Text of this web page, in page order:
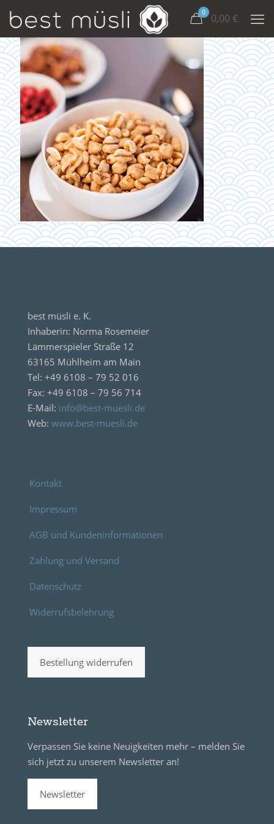
0 0,00 €
best müsli e. K.
Inhaberin: Norma Rosemeier
Lämmerspieler Straße 12
63165 Mühlheim am Main
Tel: +49 6108 – 79 52 016
Fax: +49 6108 – 79 56 714
E-Mail: info@best-muesli.de
Web: www.best-muesli.de
Kontakt
Impressum
AGB und Kundeninformationen
Zahlung und Versand
Datenschutz
Widerrufsbelehrung
Bestellung widerrufen
Newsletter
Verpassen Sie keine Neuigkeiten mehr – melden Sie
sich jetzt zu unserem Newsletter an!
Newsletter